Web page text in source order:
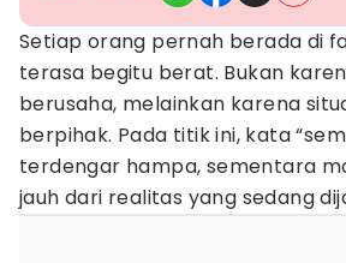
Setiap orang pernah berada di
terasa begitu berat. Bukan
berusaha, melainkan karena
berpihak. Pada titik ini, kata
terdengar hampa, sementara
jauh dari realitas yang sedang